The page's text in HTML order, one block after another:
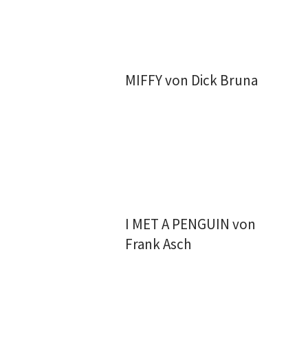
MIFFY von Dick Bruna
I MET A PENGUIN von
Frank Asch